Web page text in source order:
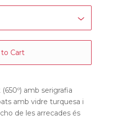
Cart
amb serigrafia
amb vidre turquesa i
de les arrecades és